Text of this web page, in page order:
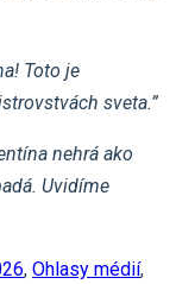
Toto je
sveta.”
nehrá ako
Uvidíme
, Ohlasy médií,